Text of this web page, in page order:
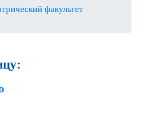
факультет